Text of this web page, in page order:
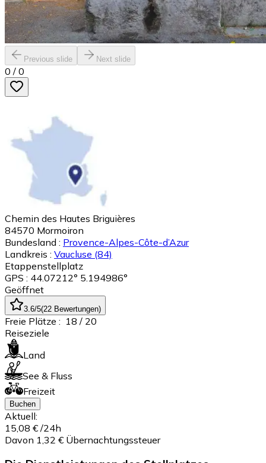
Previous slide Next slide
0 / 0
Chemin des Hautes Briguières
84570 Mormoiron
Bundesland : Provence-Alpes-Côte-d’Azur
Landkreis : Vaucluse (84)
Etappenstellplatz
GPS : 44.07212° 5.194986°
Geöffnet
3.6/5(22 Bewertungen)
Freie Plätze : 18 / 20
Reiseziele
Land
See & Fluss
Freizeit
Buchen
Aktuell:
15,08 € /24h
Davon 1,32 € Übernachtungssteuer